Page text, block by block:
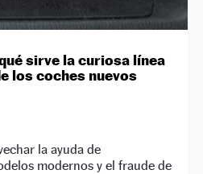
sirve la curiosa línea
los coches nuevos
la ayuda de
modernos y el fraude de